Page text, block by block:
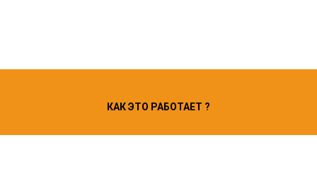
КАК ЭТО РАБОТАЕТ ?